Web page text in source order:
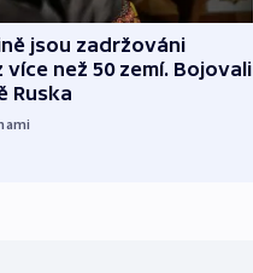
jsou zadržováni
více než 50 zemí. Bojovali
Ruska